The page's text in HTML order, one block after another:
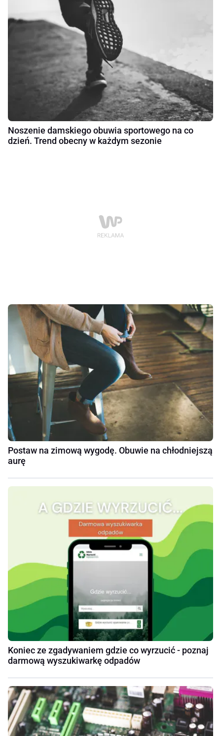
Noszenie damskiego obuwia sportowego na co
dzień. Trend obecny w każdym sezonie
Postaw na zimową wygodę. Obuwie na chłodniejszą
aurę
Koniec ze zgadywaniem gdzie co wyrzucić - poznaj
darmową wyszukiwarkę odpadów